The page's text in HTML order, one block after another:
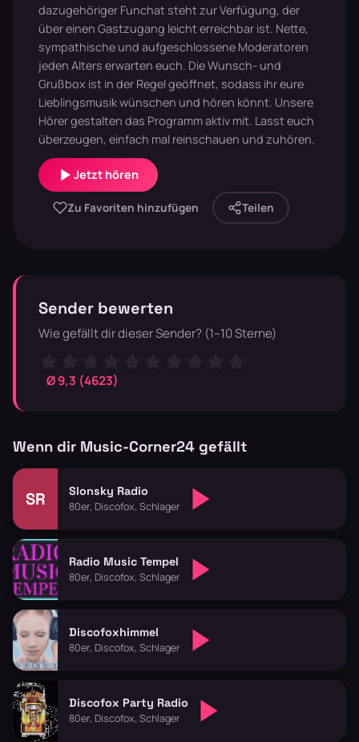
dazugehöriger Funchat steht zur Verfügung, der
über einen Gastzugang leicht erreichbar ist. Nette,
sympathische und aufgeschlossene Moderatoren
jeden Alters erwarten euch. Die Wunsch- und
Grußbox ist in der Regel geöffnet, sodass ihr eure
Lieblingsmusik wünschen und hören könnt. Unsere
Hörer gestalten das Programm aktiv mit. Lasst euch
überzeugen, einfach mal reinschauen und zuhören.
Jetzt hören
Zu Favoriten hinzufügen Teilen
Sender bewerten
Wie gefällt dir dieser Sender? (1–10 Sterne)
Ø 9,3 (4623)
Wenn dir Music-Corner24 gefällt
SR Slonsky Radio
80er, Discofox, Schlager
Radio Music Tempel
80er, Discofox, Schlager
Discofoxhimmel
80er, Discofox, Schlager
Discofox Party Radio
80er, Discofox, Schlager